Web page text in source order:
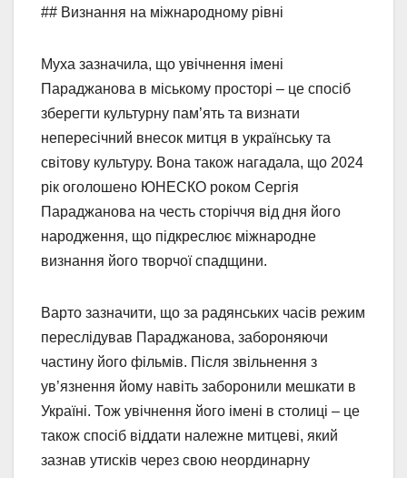
## Визнання на міжнародному рівні
Муха зазначила, що увічнення імені
Параджанова в міському просторі – це спосіб
зберегти культурну пам’ять та визнати
непересічний внесок митця в українську та
світову культуру. Вона також нагадала, що 2024
рік оголошено ЮНЕСКО роком Сергія
Параджанова на честь сторіччя від дня його
народження, що підкреслює міжнародне
визнання його творчої спадщини.
Варто зазначити, що за радянських часів режим
переслідував Параджанова, забороняючи
частину його фільмів. Після звільнення з
ув’язнення йому навіть заборонили мешкати в
Україні. Тож увічнення його імені в столиці – це
також спосіб віддати належне митцеві, який
зазнав утисків через свою неординарну